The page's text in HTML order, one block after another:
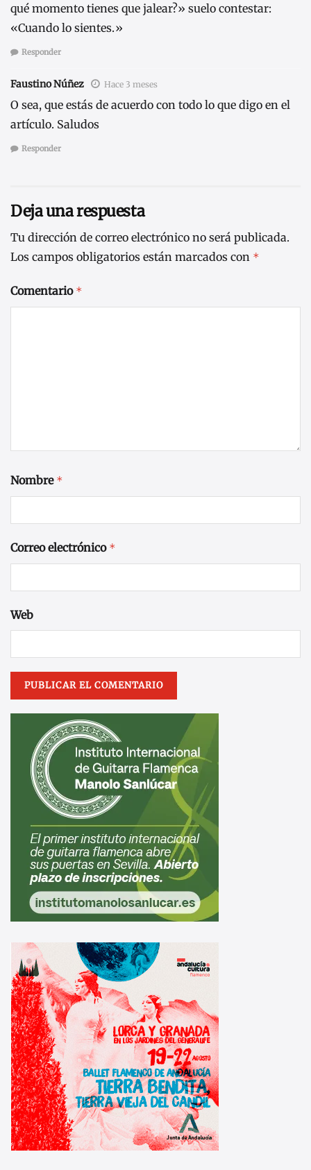
qué momento tienes que jalear?» suelo contestar:
«Cuando lo sientes.»
Responder
Faustino Núñez Hace 3 meses
O sea, que estás de acuerdo con todo lo que digo en el
artículo. Saludos
Responder
Deja una respuesta
Tu dirección de correo electrónico no será publicada.
Los campos obligatorios están marcados con *
Comentario *
Nombre *
Correo electrónico *
Web